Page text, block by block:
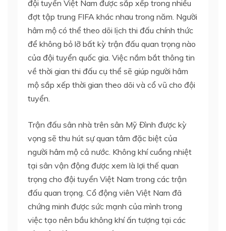
đội tuyển Việt Nam được sắp xếp trong nhiều
đợt tập trung FIFA khác nhau trong năm. Người
hâm mộ có thể theo dõi lịch thi đấu chính thức
để không bỏ lỡ bất kỳ trận đấu quan trọng nào
của đội tuyển quốc gia. Việc nắm bắt thông tin
về thời gian thi đấu cụ thể sẽ giúp người hâm
mộ sắp xếp thời gian theo dõi và cổ vũ cho đội
tuyển.
Trận đấu sân nhà trên sân Mỹ Đình được kỳ
vọng sẽ thu hút sự quan tâm đặc biệt của
người hâm mộ cả nước. Không khí cuồng nhiệt
tại sân vận động được xem là lợi thế quan
trọng cho đội tuyển Việt Nam trong các trận
đấu quan trọng. Cổ động viên Việt Nam đã
chứng minh được sức mạnh của mình trong
việc tạo nên bầu không khí ấn tượng tại các